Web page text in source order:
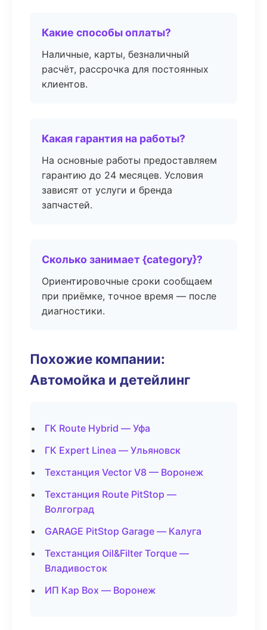
Какие способы оплаты?
Наличные, карты, безналичный
расчёт, рассрочка для постоянных
клиентов.
Какая гарантия на работы?
На основные работы предоставляем
гарантию до 24 месяцев. Условия
зависят от услуги и бренда
запчастей.
Сколько занимает {category}?
Ориентировочные сроки сообщаем
при приёмке, точное время — после
диагностики.
Похожие компании:
Автомойка и детейлинг
ГК Route Hybrid — Уфа
ГК Expert Linea — Ульяновск
Техстанция Vector V8 — Воронеж
Техстанция Route PitStop —
Волгоград
GARAGE PitStop Garage — Калуга
Техстанция Oil&Filter Torque —
Владивосток
ИП Кар Box — Воронеж